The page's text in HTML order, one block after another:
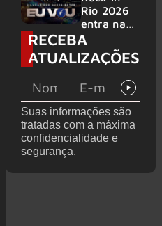
bandas
e álbum ao
vivo são
anunciados
Rio 2026
entra na
reta final
com
Cidade do
montagem
acelerada
e line-up
completo
confirmad
RECEBA
ATUALIZAÇÕES
Suas informações são
tratadas com a máxima
confidencialidade e
segurança.